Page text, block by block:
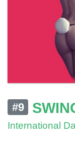
#9
International